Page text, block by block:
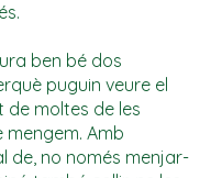
ben bé dos
puguin veure el
de moltes de les
mengem. Amb
de, no només menjar-